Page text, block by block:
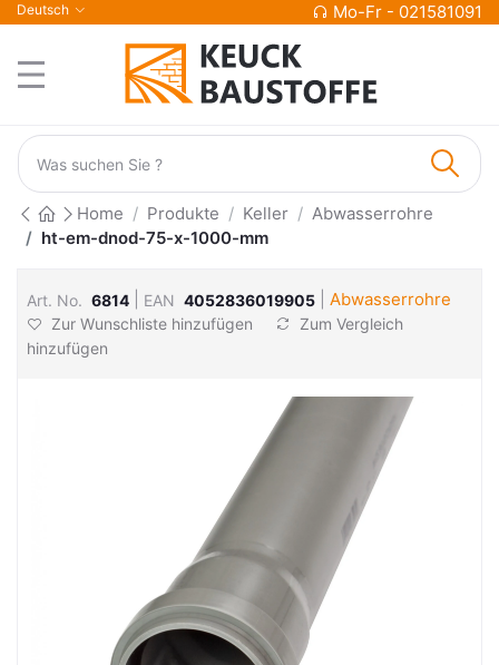
Deutsch Mo-Fr - 021581091
Home Produkte Keller
Abwasserrohre
ht-em-dnod-75-x-1000-mm
Art. No. 6814 EAN 4052836019905 Abwasserrohre
Zur Wunschliste hinzufügen
Zum Vergleich
hinzufügen